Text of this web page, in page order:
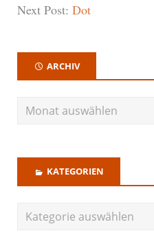
Next Post: Dot
ARCHIV
KATEGORIEN